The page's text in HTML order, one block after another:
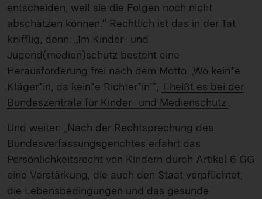
entscheiden, weil sie die Folgen noch nicht
abschätzen können.“ Rechtlich ist das in der Tat
knifflig, denn: „Im Kinder- und
Jugend(medien)schutz besteht eine
Herausforderung frei nach dem Motto: ‚Wo kein*e
Kläger*in, da kein*e Richter*in’“,
heißt es bei der
Bundeszentrale für Kinder- und Medienschutz
Und weiter: „Nach der Rechtsprechung des
Bundesverfassungsgerichtes erfährt das
Persönlichkeitsrecht von Kindern durch Artikel 6 GG
eine Verstärkung, die auch den Staat verpflichtet,
die Lebensbedingungen und das gesunde